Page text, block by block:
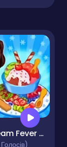
Ice Cream Fever - Cooking Game